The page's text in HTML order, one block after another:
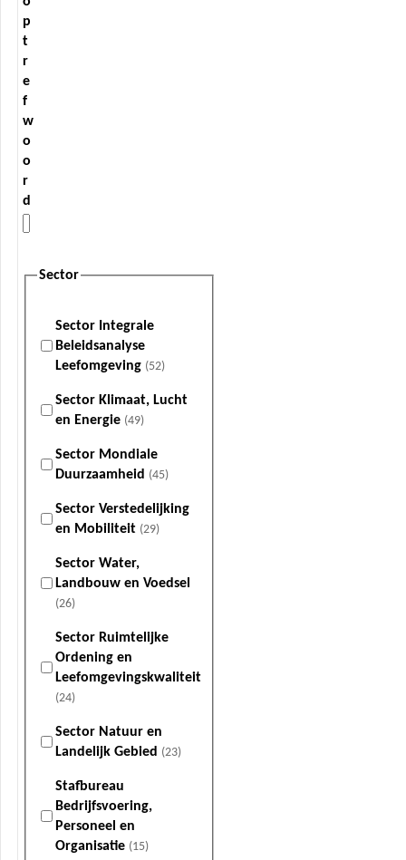
p
t
r
e
f
w
o
o
r
d
Sector
Sector Integrale
Beleidsanalyse
Leefomgeving (52)
Sector Klimaat, Lucht
en Energie (49)
Sector Mondiale
Duurzaamheid (45)
Sector Verstedelijking
en Mobiliteit (29)
Sector Water,
Landbouw en Voedsel
(26)
Sector Ruimtelijke
Ordening en
Leefomgevingskwaliteit
(24)
Sector Natuur en
Landelijk Gebied (23)
Stafbureau
Bedrijfsvoering,
Personeel en
Organisatie (15)